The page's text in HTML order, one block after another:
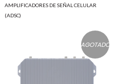
cuadrados. Amplifica las
bandas de frecuencia de
1700/2100 MHz (Banda 4),
ganancia máxima de MOD:
F17F-CA
AMPLIFICADORES DE SEÑAL CELULAR
(ADSC)
AGOTADO